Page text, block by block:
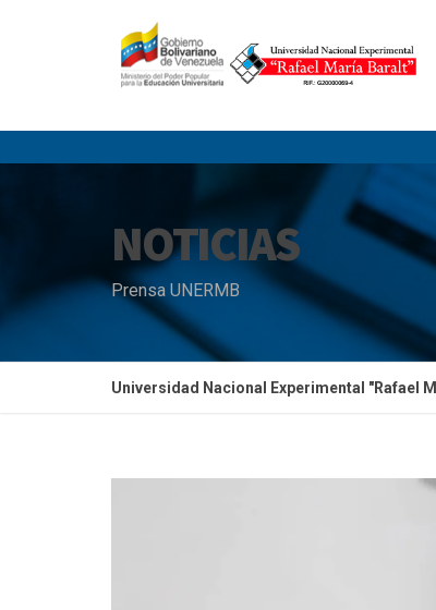
NOTICIAS
Prensa UNERMB
Universidad Nacional Experimental "Rafael